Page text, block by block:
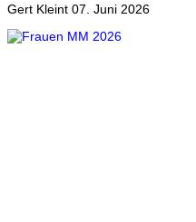
Gert Kleint 07. Juni 2026